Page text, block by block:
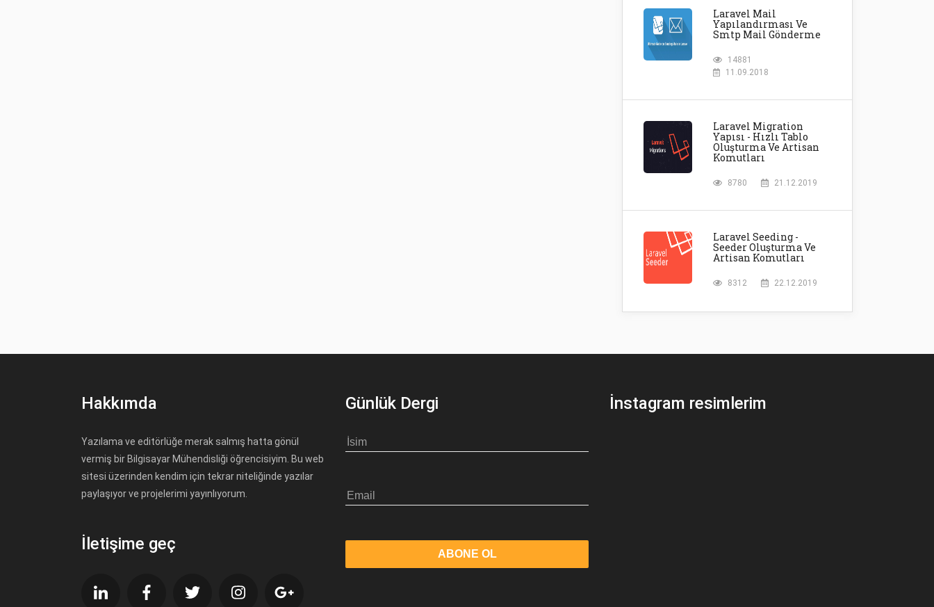
Laravel Mail
Yapılandırması Ve
Smtp Mail Gönderme
14881
11.09.2018
Laravel Migration
Yapısı - Hızlı Tablo
Oluşturma Ve Artisan
Komutları
8780 21.12.2019
Laravel Seeding -
Seeder Oluşturma Ve
Artisan Komutları
8312 22.12.2019
Hakkımda
Yazılama ve editörlüğe merak salmış hatta gönül
vermiş bir Bilgisayar Mühendisliği öğrencisiyim. Bu web
sitesi üzerinden kendim için tekrar niteliğinde yazılar
paylaşıyor ve projelerimi yayınlıyorum.
İletişime geç
Günlük Dergi
ABONE OL
İnstagram resimlerim